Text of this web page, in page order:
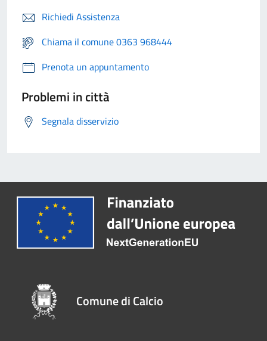
Richiedi Assistenza
Chiama il comune 0363 968444
Prenota un appuntamento
Problemi in città
Segnala disservizio
Comune di Calcio